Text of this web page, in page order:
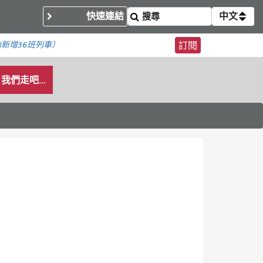
快速連結 中文
新增36班列車） 訂閱
我們走吧...